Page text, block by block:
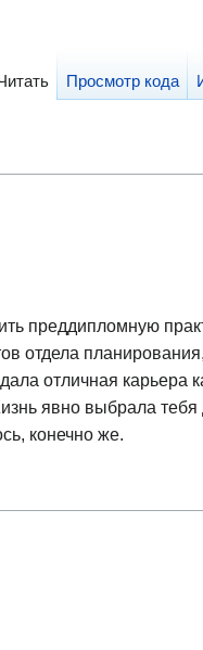
преддипломную
отдела
отличная карьера
явно выбрала тебя
конечно же.
Просмотр кода